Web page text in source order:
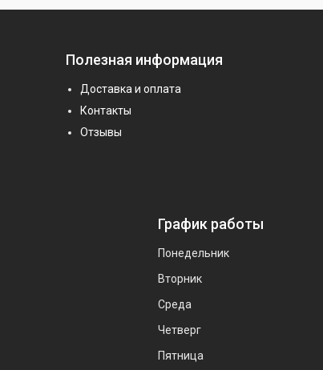
Полезная информация
Доставка и оплата
Контакты
Отзывы
График работы
Понедельник
Вторник
Среда
Четверг
Пятница